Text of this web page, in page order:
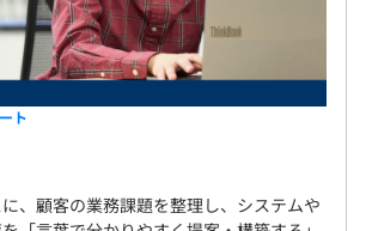
ト
、顧客の業務課題を整理し、システムや